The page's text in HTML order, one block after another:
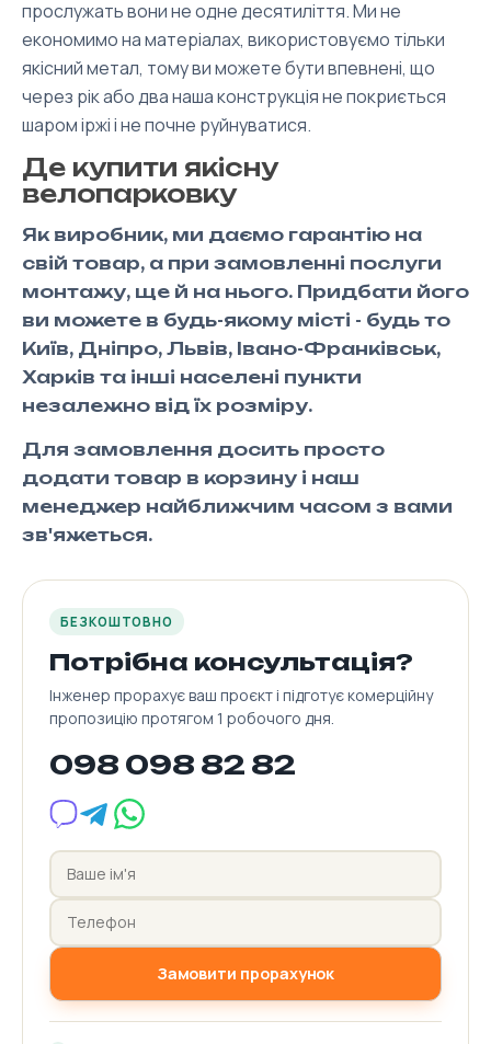
прослужать вони не одне десятиліття. Ми не
економимо на матеріалах, використовуємо тільки
якісний метал, тому ви можете бути впевнені, що
через рік або два наша конструкція не покриється
шаром іржі і не почне руйнуватися.
Де купити якісну
велопарковку
Як виробник, ми даємо гарантію на
свій товар, а при замовленні послуги
монтажу, ще й на нього. Придбати його
ви можете в будь-якому місті - будь то
Київ, Дніпро, Львів, Івано-Франківськ,
Харків та інші населені пункти
незалежно від їх розміру.
Для замовлення досить просто
додати товар в корзину і наш
менеджер найближчим часом з вами
зв'яжеться.
БЕЗКОШТОВНО
Потрібна консультація?
Інженер прорахує ваш проєкт і підготує комерційну
пропозицію протягом 1 робочого дня.
098 098 82 82
Замовити прорахунок